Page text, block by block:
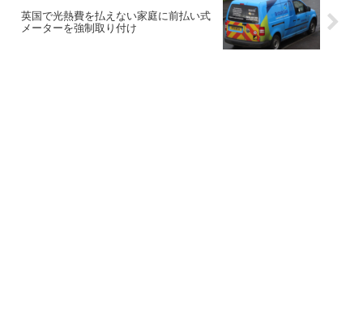
英国で光熱費を払えない家庭に前払い式
メーターを強制取り付け